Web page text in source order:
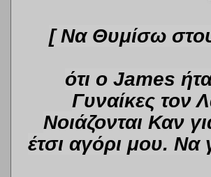
[ Να Θυμίσω
ότι ο James
Γυναίκες τον
Νοιάζονται Καν
έτσι αγόρι μου.